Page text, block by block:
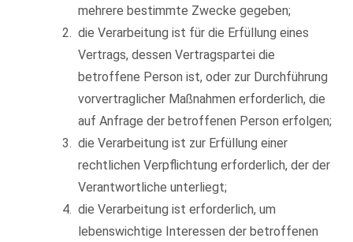
mehrere bestimmte Zwecke gegeben;
die Verarbeitung ist für die Erfüllung eines
Vertrags, dessen Vertragspartei die
betroffene Person ist, oder zur Durchführung
vorvertraglicher Maßnahmen erforderlich, die
auf Anfrage der betroffenen Person erfolgen;
die Verarbeitung ist zur Erfüllung einer
rechtlichen Verpflichtung erforderlich, der der
Verantwortliche unterliegt;
die Verarbeitung ist erforderlich, um
lebenswichtige Interessen der betroffenen